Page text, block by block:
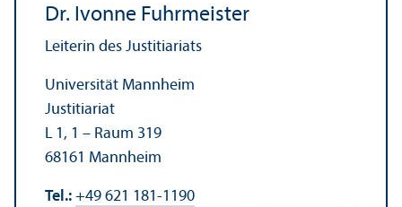
Dr. Ivonne Fuhrmeister
Leiterin des Justitiariats
Universität Mannheim
Justitiariat
L 1, 1 – Raum 319
68161 Mannheim
Tel.: +49 621 181-1190